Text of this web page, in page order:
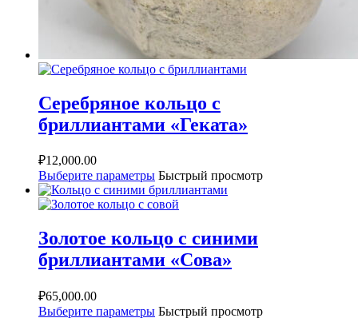
Серебряное кольцо с
бриллиантами «Геката»
₽12,000.00
Выберите параметры Быстрый просмотр
Золотое кольцо с синими
бриллиантами «Сова»
₽65,000.00
Выберите параметры Быстрый просмотр